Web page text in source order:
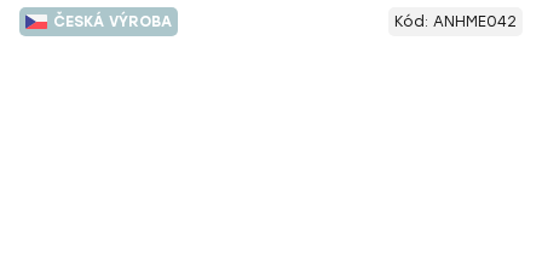
ČESKÁ VÝROBA Kód: ANHME042